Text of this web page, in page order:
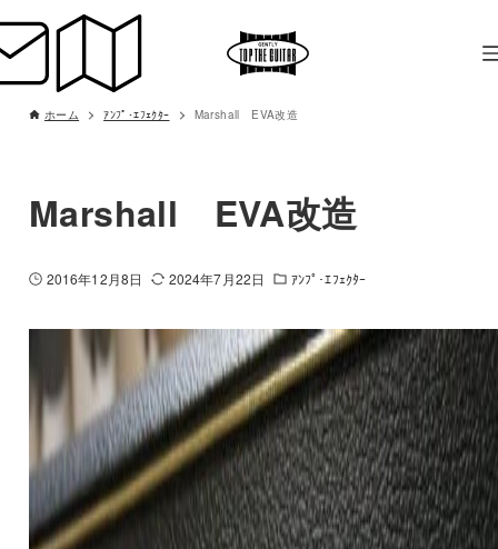
ホーム ｱﾝﾌﾟ･ｴﾌｪｸﾀｰ Marshall EVA改造
Marshall EVA改造
2016年12月8日 2024年7月22日 ｱﾝﾌﾟ･ｴﾌｪｸﾀｰ